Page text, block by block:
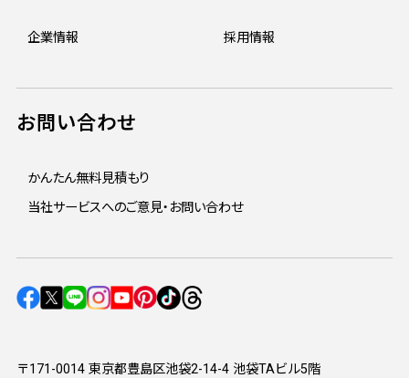
〒171-0014 東京都豊島区池袋2-14-4 池袋TAビル5階
企業情報 採用情報
お問い合わせ
かんたん無料見積もり
当社サービスへのご意見・お問い合わせ